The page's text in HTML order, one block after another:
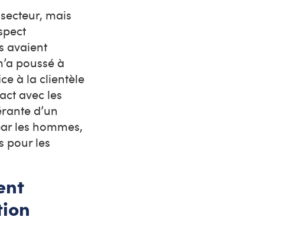
mais
avaient
poussé à
à la clientèle
avec les
d’un
les hommes,
pour les